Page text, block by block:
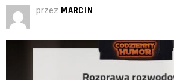
przez MARCIN